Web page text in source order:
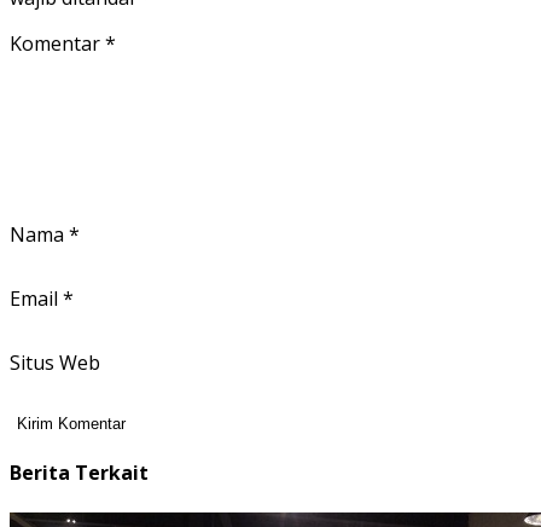
Komentar*
Nama *
Email *
Situs Web
Berita Terkait